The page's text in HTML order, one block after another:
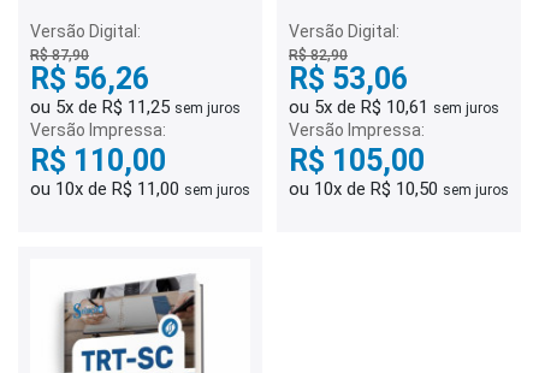
Versão Digital:
R$ 87,90
R$ 56,26
ou 5x de R$ 11,25 sem juros
Versão Impressa:
R$ 110,00
ou 10x de R$ 11,00 sem juros
Versão Digital:
R$ 82,90
R$ 53,06
ou 5x de R$ 10,61 sem juros
Versão Impressa:
R$ 105,00
ou 10x de R$ 10,50 sem juros